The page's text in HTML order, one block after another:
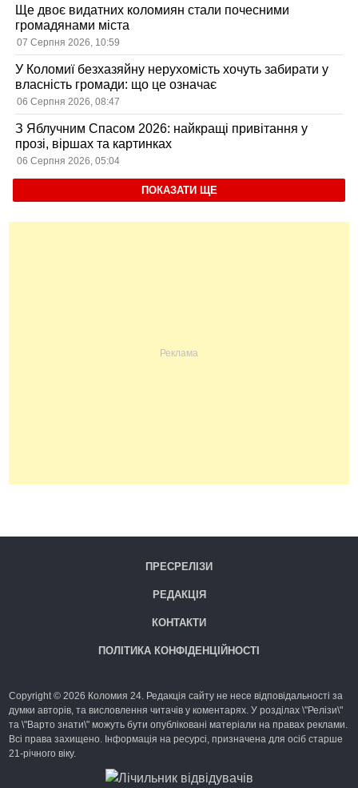
Ще двоє видатних коломиян стали почесними
громадянами міста
07 Серпня 2026, 10:59
У Коломиї безхазяйну нерухомість хочуть забирати у
власність громади: що це означає
06 Серпня 2026, 08:47
З Яблучним Спасом 2026: найкращі привітання у
прозі, віршах та картинках
06 Серпня 2026, 05:04
ПОКАЗАТИ ЩЕ
ПРЕСРЕЛІЗИ
РЕДАКЦІЯ
КОНТАКТИ
ПОЛІТИКА КОНФІДЕНЦІЙНОСТІ
Copyright © 2026 Коломия 24. Редакція сайту не несе відповідальності за
думки авторів, та висловлення читачів у коментарях. У розділах \"Релізи\"
та \"Варто знати\" можуть бути опубліковані матеріали на правах реклами.
Всі права захищено. Інформація на ресурсі, призначена для осіб старше
21-річного віку.